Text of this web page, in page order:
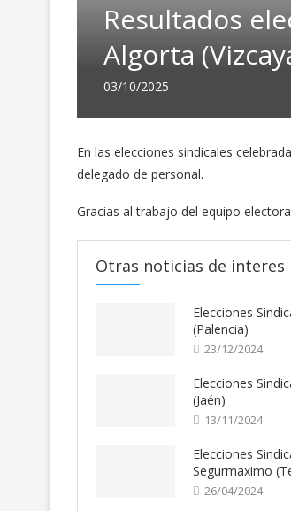
Resultados
Algorta
03/10/2025
En las elecciones sindicales
delegado de personal.
Gracias al trabajo del equipo
Otras noticias de interes
Elecciones
(Palencia)
23/12/2024
Elecciones
(Jaén)
13/11/2024
Elecciones
Segurmaximo
26/04/2024